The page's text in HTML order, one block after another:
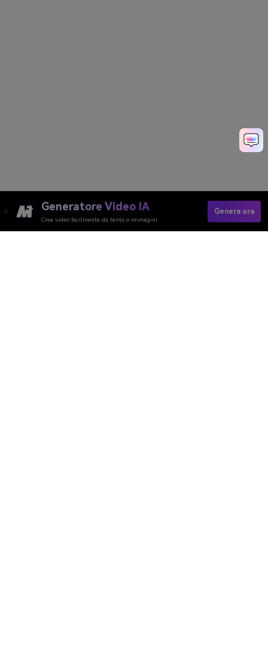
Generatore Video IA
Crea video facilmente da testo o immagini
Genera ora